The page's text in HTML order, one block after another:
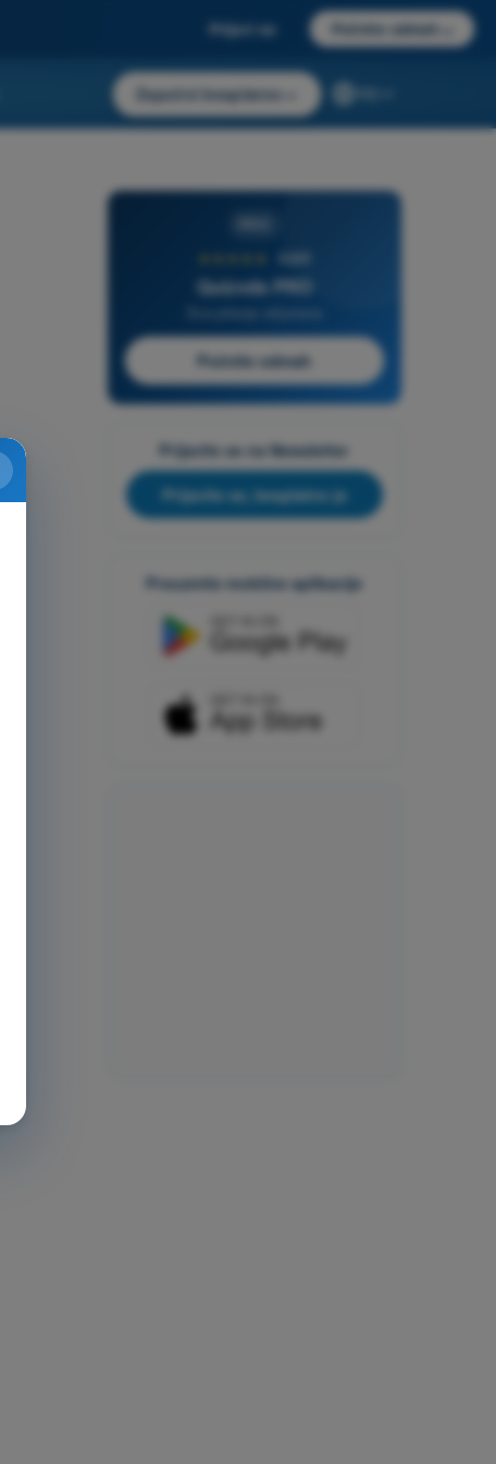
Prijavi se Počnite odmah
Započni besplatno
4,6/5
Quizvds PRO
Počnite odmah
Prijavite se na Newsletter
Prijavite se, besplatno je
Preuzmite mobilne aplikacije